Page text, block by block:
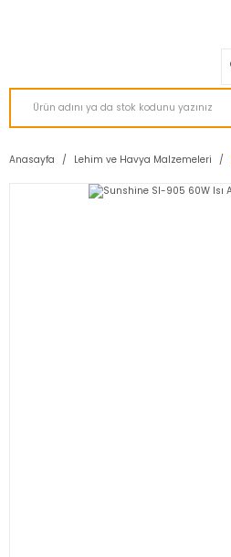
Anasayfa Lehim ve Havya Malzemeleri